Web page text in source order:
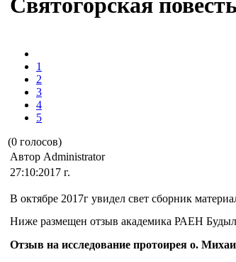
Cвятогорская
1
2
3
4
5
(0 голосов)
Автор Administrator
27:10:2017 г.
В октябре 2017г увидел свет сборник
Ниже размещен отзыв академика РАЕН
Отзыв на исследование протоирея о.